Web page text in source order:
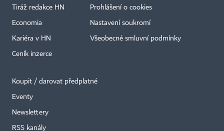
Tiráž redakce HN
Economia
Kariéra v HN
Ceník inzerce
Prohlášení o cookies
Nastavení soukromí
Všeobecné smluvní podmínky
Koupit / darovat předplatné
Eventy
Newslettery
RSS kanály